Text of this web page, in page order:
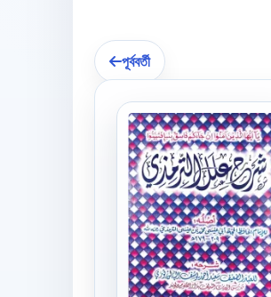
পূর্ববর্তী